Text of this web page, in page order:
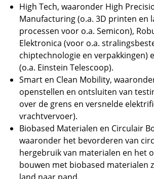
High Tech, waaronder High
Manufacturing (o.a. 3D printen en
processen voor o.a. Semicon),
Elektronica (voor o.a.
chiptechnologie en verpakkingen)
(o.a. Einstein Telescoop).
Smart en Clean Mobility,
openstellen en ontsluiten van
over de grens en versnelde
vrachtvervoer).
Biobased Materialen en Circulair
waaronder het bevorderen van
hergebruik van materialen en het
bouwen met biobased materialen
land naar pand.